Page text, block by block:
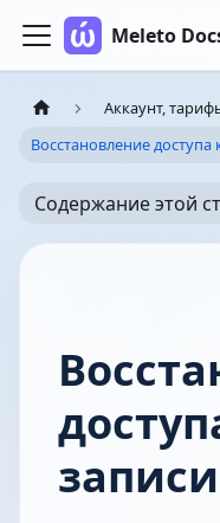
Meleto
Аккаунт,
Восстановление доступа
Содержание этой
записи